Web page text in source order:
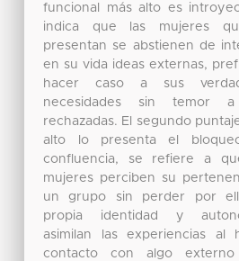
funcional más alto es
indica que las mujeres
presentan se abstienen de
en su vida ideas externas,
hacer caso a sus
necesidades sin temor
rechazadas. El segundo
alto lo presenta el
confluencia, se refiere a
mujeres perciben su
un grupo sin perder por
propia identidad y
asimilan las experiencias al
contacto con algo